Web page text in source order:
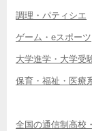
調理・パティシエ
ゲーム・eスポーツ
大学進学・大学受
保育・福祉・医療
全国の通信制高校